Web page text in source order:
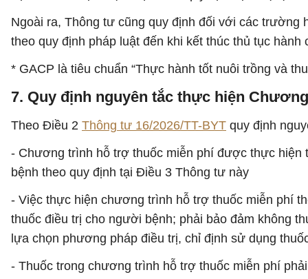
Ngoài ra, Thông tư cũng quy định đối với các
theo quy định pháp luật đến khi kết thúc thủ tục hành
* GACP là tiêu chuẩn “Thực hành tốt nuôi trồng và
7. Quy định nguyên tắc thực hiện
Theo Điều 2 Thông tư 16/2026/TT-BYT quy định
- Chương trình hỗ trợ thuốc miễn phí được thực
bệnh theo quy định tại Điều 3 Thông tư này
- Việc thực hiện chương trình hỗ trợ thuốc miễn phí
thuốc điều trị cho người bệnh; phải bảo đảm không
lựa chọn phương pháp điều trị, chỉ định sử dụng
- Thuốc trong chương trình hỗ trợ thuốc miễn phí